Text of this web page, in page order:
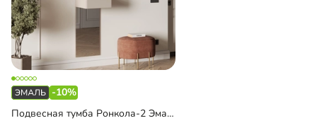
-10%
Подвесная тумба Ронкола-2 Эмаль с зеркалом